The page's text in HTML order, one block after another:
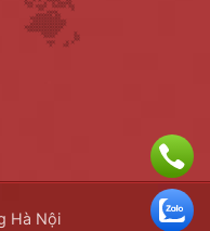
Hà Nội